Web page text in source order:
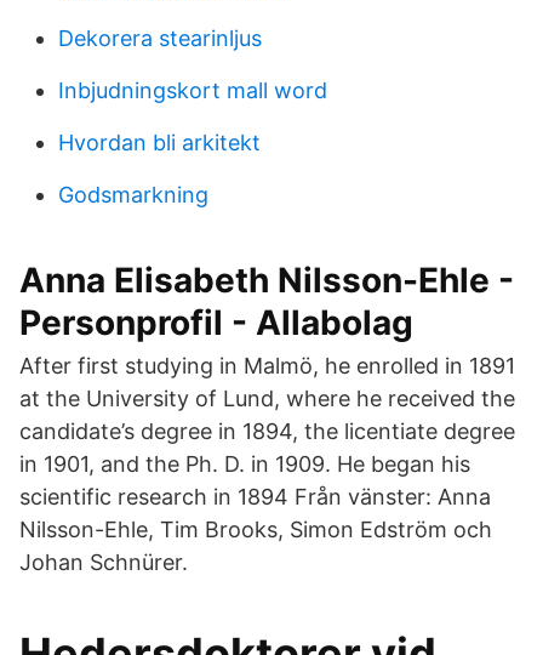
Dekorera stearinljus
Inbjudningskort mall word
Hvordan bli arkitekt
Godsmarkning
Anna Elisabeth Nilsson-Ehle -
Personprofil - Allabolag
After first studying in Malmö, he enrolled in 1891
at the University of Lund, where he received the
candidate’s degree in 1894, the licentiate degree
in 1901, and the Ph. D. in 1909. He began his
scientific research in 1894 Från vänster: Anna
Nilsson-Ehle, Tim Brooks, Simon Edström och
Johan Schnürer.